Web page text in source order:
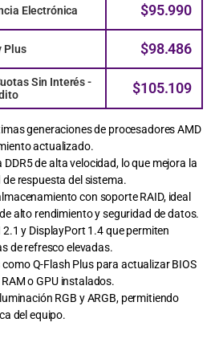
Electrónica $95.990
Plus $98.486
Sin Interés -
$105.109
generaciones de procesadores AMD
actualizado.
de alta velocidad, lo que mejora la
respuesta del sistema.
con soporte RAID, ideal
alto rendimiento y seguridad de datos.
2.1 y DisplayPort 1.4 que permiten
de refresco elevadas.
Q-Flash Plus para actualizar BIOS
o GPU instalados.
RGB y ARGB, permitiendo
del equipo.